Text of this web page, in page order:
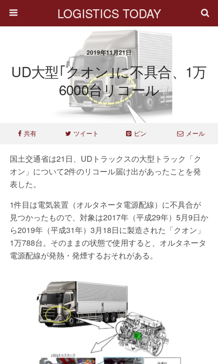
LOGISTICS TODAY
2019年11月21日
UD大型｢クオン｣に不具合、1万
6000台リコール
共有 ツイート ピン メール
国土交通省は21日、UDトラックスの大型トラック「ク
オン」について2件のリコール届け出があったことを発
表した。
1件目は電気装置（オルタネータ電源配線）に不具合が
見つかったもので、対象は2017年（平成29年）5月9日か
ら2019年（平成31年）3月18日に製造された「クオン」
1万788台。そのままの状態で使用すると、オルタネータ
電源配線が発熱・発煙するおそれがある。